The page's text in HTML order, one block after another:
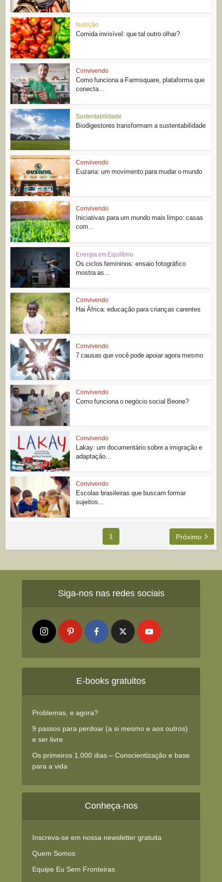
Nutrição
Comida invisível: que tal outro olhar?
Convivendo
Como funciona a Farmsquare, plataforma que
conecta...
Sustentabilidade
Biodigestores transformam a sustentabilidade
Convivendo
Euzaria: um movimento para mudar o mundo
Convivendo
Iniciativas para um mundo mais limpo: casas
com...
Energia em Equilíbrio
Os ciclos femininos: ensaio fotográfico
mostra as...
Convivendo
Hai África: educação para crianças carentes
Convivendo
7 causas que você pode apoiar agora mesmo
Convivendo
Como funciona o negócio social Beone?
Convivendo
Lakay: um documentário sobre a imigração e
adaptação...
Convivendo
Escolas brasileiras que buscam formar
sujeitos...
1 Próximo
Siga-nos nas redes sociais
E-books gratuitos
Problemas, e agora?
9 passos para perdoar (a si mesmo e aos outros)
e ser livre
Os primeiros 1.000 dias – Conscientização e base
para a vida
Conheça-nos
Inscreva-se em nossa newsletter gratuita
Quem Somos
Equipe Eu Sem Fronteiras